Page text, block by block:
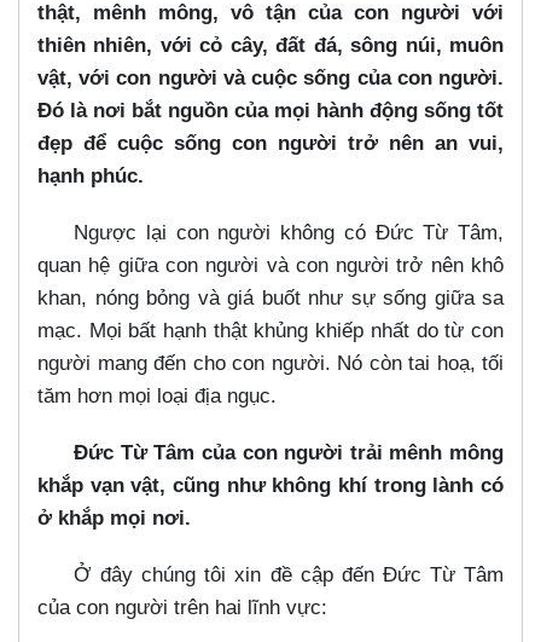
thật, mênh mông, vô tận của con người với
thiên nhiên, với cỏ cây, đất đá, sông núi, muôn
vật, với con người và cuộc sống của con người.
Đó là nơi bắt nguồn của mọi hành động sống tốt
đẹp để cuộc sống con người trở nên an vui,
hạnh phúc.
Ngược lại con người không có Đức Từ Tâm,
quan hệ giữa con người và con người trở nên khô
khan, nóng bỏng và giá buốt như sự sống giữa sa
mạc. Mọi bất hạnh thật khủng khiếp nhất do từ con
người mang đến cho con người. Nó còn tai hoạ, tối
tăm hơn mọi loại địa ngục.
Đức Từ Tâm của con người trải mênh mông
khắp vạn vật, cũng như không khí trong lành có
ở khắp mọi nơi.
Ở đây chúng tôi xin đề cập đến Đức Từ Tâm
của con người trên hai lĩnh vực: